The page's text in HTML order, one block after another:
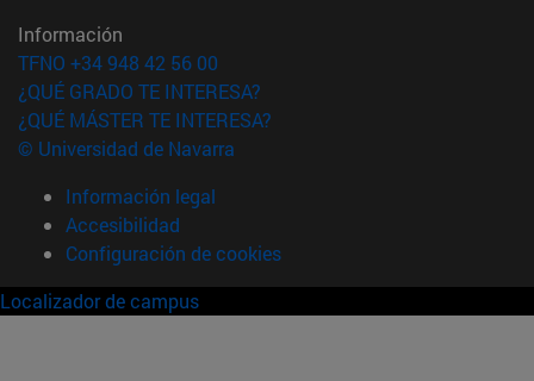
Información
TFNO +34 948 42 56 00
¿QUÉ GRADO TE INTERESA?
¿QUÉ MÁSTER TE INTERESA?
© Universidad de Navarra
Información legal
Accesibilidad
Configuración de cookies
Localizador de campus